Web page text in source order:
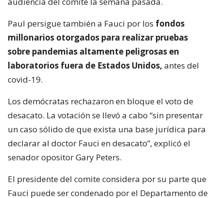
Paul persigue también a Fauci por los fondos
millonarios otorgados para realizar pruebas
sobre pandemias altamente peligrosas en
laboratorios fuera de Estados Unidos, antes del
covid-19.
Los demócratas rechazaron en bloque el voto de
desacato. La votación se llevó a cabo “sin presentar
un caso sólido de que exista una base jurídica para
declarar al doctor Fauci en desacato”, explicó el
senador opositor Gary Peters.
El presidente del comite considera por su parte que
Fauci puede ser condenado por el Departamento de